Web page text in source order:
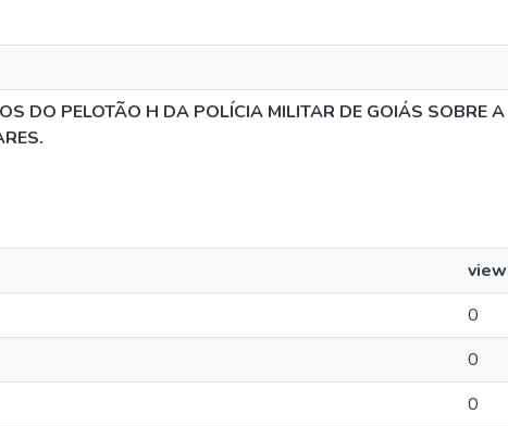
DO PELOTÃO H DA POLÍCIA MILITAR DE GOIÁS SOBRE
0
0
0